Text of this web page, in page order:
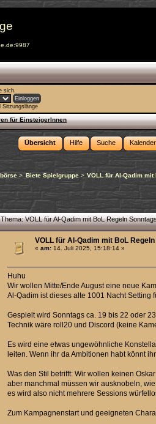
sich.
Sitzungslänge
für EinsteigerInnen
Übersicht Hilfe Suche Kalender
> Biete Spielgruppe> VOLL für Al-Qadim
Thema: VOLL für Al-Qadim mit BoL Regeln
VOLL für Al-Qadim mit BoL
«am: 14. Juli 2025, 15:18:14 »
Huhu
Wir wollen Mitte/Ende August eine neue
Al-Qadim ist dieses alte 1001 Nacht
Gespielt wird Sonntags ca. 19 bis 22 oder
Technik wäre roll20 und Discord (keine
Es wird eine etwas ungewöhnliche
leiten. Wenn ihr da Ambitionen habt könnt
Was den Stil betrifft: Wir wollen keinen
aber manchmal müssen wir ausknobeln,
es wird also nicht mehrere Sessions
Zum Kampagnenstart und geeigneten